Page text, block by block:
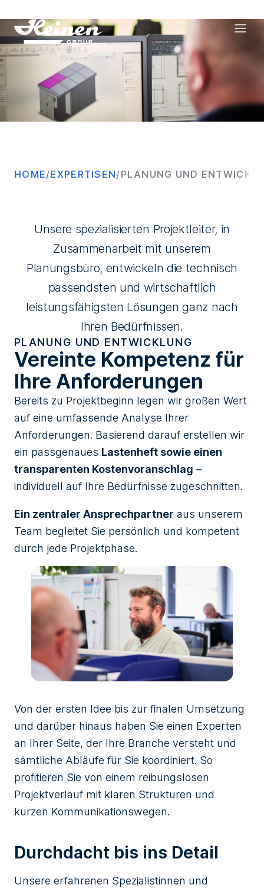
HOME/EXPERTISEN/PLANUNG UND
Unsere spezialisierten Projektleiter, in
Zusammenarbeit mit unserem
Planungsbüro, entwickeln die technisch
passendsten und wirtschaftlich
leistungsfähigsten Lösungen ganz nach
Ihren Bedürfnissen.
PLANUNG UND ENTWICKLUNG
Vereinte Kompetenz für
Ihre Anforderungen
Bereits zu Projektbeginn legen wir großen Wert
auf eine umfassende Analyse Ihrer
Anforderungen. Basierend darauf erstellen wir
ein passgenaues Lastenheft sowie einen
transparenten Kostenvoranschlag –
individuell auf Ihre Bedürfnisse zugeschnitten.
Ein zentraler Ansprechpartner aus unserem
Team begleitet Sie persönlich und kompetent
durch jede Projektphase.
Von der ersten Idee bis zur finalen Umsetzung
und darüber hinaus haben Sie einen Experten
an Ihrer Seite, der Ihre Branche versteht und
sämtliche Abläufe für Sie koordiniert. So
profitieren Sie von einem reibungslosen
Projektverlauf mit klaren Strukturen und
kurzen Kommunikationswegen.
Durchdacht bis ins Detail
Unsere erfahrenen Spezialistinnen und